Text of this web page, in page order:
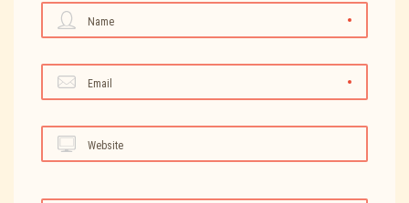
Name
Email
Website